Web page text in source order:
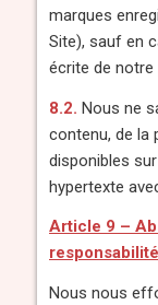
marques
Site), sauf en
écrite de notre
8.2. Nous ne
contenu, de la
disponibles
hypertexte
Article 9 –
responsabilité
Nous nous